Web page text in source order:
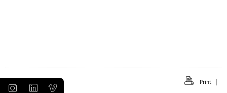
Print